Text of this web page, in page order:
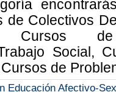
de Colectivos
Cursos de
Social,
de
Educación Afectivo-